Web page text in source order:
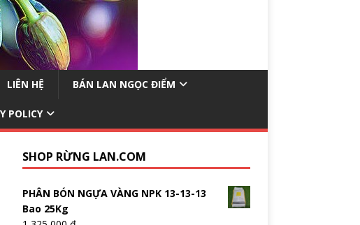
LIÊN HỆ BÁN LAN NGỌC ĐIỂM
POLICY
SHOP RỪNG LAN.COM
PHÂN BÓN NGỰA VÀNG NPK 13-13-13
Bao 25Kg